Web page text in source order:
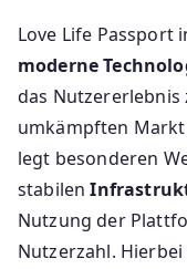
Love Life Passport
moderne
das Nutzererlebnis
umkämpften
legt besonderen
stabilen
Nutzung der
Nutzerzahl.